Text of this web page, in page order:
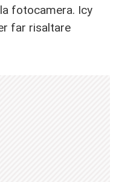
fotocamera. Icy
far risaltare